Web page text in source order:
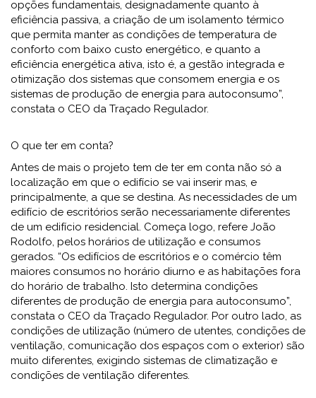
opções fundamentais, designadamente quanto à
eficiência passiva, a criação de um isolamento térmico
que permita manter as condições de temperatura de
conforto com baixo custo energético, e quanto a
eficiência energética ativa, isto é, a gestão integrada e
otimização dos sistemas que consomem energia e os
sistemas de produção de energia para autoconsumo”,
constata o CEO da Traçado Regulador.
O que ter em conta?
Antes de mais o projeto tem de ter em conta não só a
localização em que o edifício se vai inserir mas, e
principalmente, a que se destina. As necessidades de um
edifício de escritórios serão necessariamente diferentes
de um edifício residencial. Começa logo, refere João
Rodolfo, pelos horários de utilização e consumos
gerados. “Os edifícios de escritórios e o comércio têm
maiores consumos no horário diurno e as habitações fora
do horário de trabalho. Isto determina condições
diferentes de produção de energia para autoconsumo”,
constata o CEO da Traçado Regulador. Por outro lado, as
condições de utilização (número de utentes, condições de
ventilação, comunicação dos espaços com o exterior) são
muito diferentes, exigindo sistemas de climatização e
condições de ventilação diferentes.